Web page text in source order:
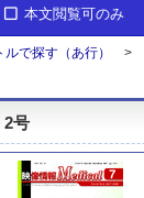
本文閲覧可のみ
ルで探す（あ行）
2号